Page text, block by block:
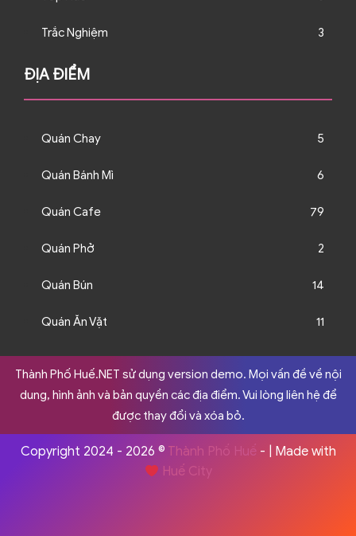
Trắc Nghiệm 3
ĐỊA ĐIỂM
Quán Chay 5
Quán Bánh Mì 6
Quán Cafe 79
Quán Phở 2
Quán Bún 14
Quán Ăn Vặt 11
Thành Phố Huế.NET sử dụng version demo. Mọi vấn đề về nội
dung, hình ảnh và bản quyền các địa điểm. Vui lòng liên hệ để
được thay đổi và xóa bỏ.
Copyright 2024 - 2026 © Thành Phố Huế- | Made with
Huế City